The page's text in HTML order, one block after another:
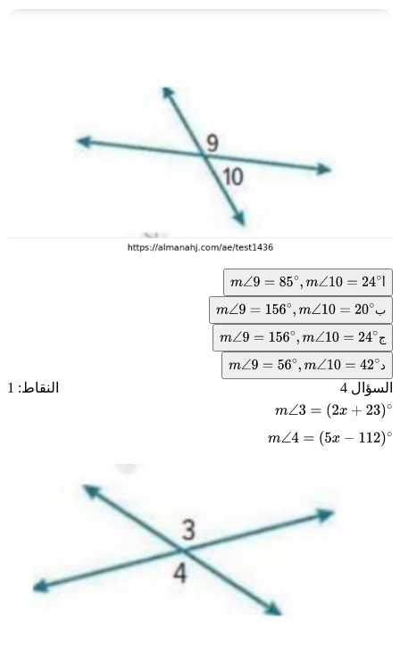
m∠9 =85∘,m∠10=24 ∘
ب
m∠9 =156∘,m∠10=20 ∘
ج
m∠9 =156∘,m∠10=24 ∘
m∠9 =56∘,m∠10=42 ∘
السؤال 4
النقاط: 1
m∠3 =( 2x+23 ∘
m∠4 =( 5x−112 )∘